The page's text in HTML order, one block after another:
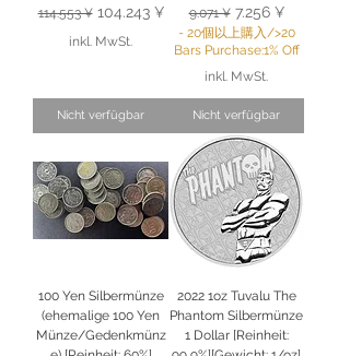
Standardpreis
114.553 ¥ Sale-Preis
104.243 ¥
inkl. MwSt.
Nicht verfügbar
Standardpreis
9.071 ¥ Sale-Preis
7.256 ¥
- 20個以上購入/>20
Bars Purchase:1% Off
inkl. MwSt.
Nicht verfügbar
100 Yen Silbermünze
(ehemalige 100 Yen
Münze/Gedenkmünz
2022 1oz Tuvalu The
Phantom Silbermünze
1 Dollar [Reinheit: